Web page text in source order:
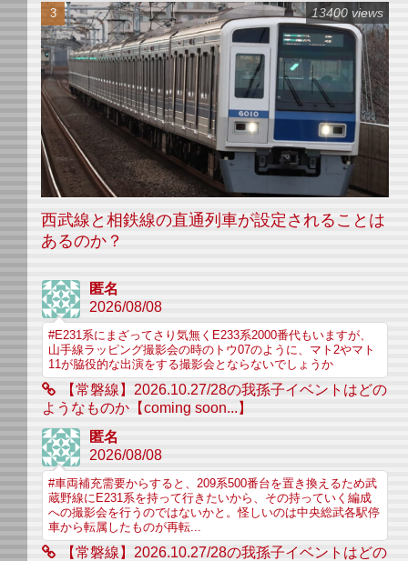
西武線と相鉄線の直通列車が設定されることは
あるのか？
13400 views
匿名
2026/08/08
#E231系にまざってさり気無くE233系2000番代もいますが、
山手線ラッピング撮影会の時のトウ07のように、マト2やマト
11が脇役的な出演をする撮影会とならないでしょうか
【常磐線】2026.10.27/28の我孫子イベントはどの
ようなものか【coming soon...】
匿名
2026/08/08
#車両補充需要からすると、209系500番台を置き換えるため武
蔵野線にE231系を持って行きたいから、その持っていく編成
への撮影会を行うのではないかと。怪しいのは中央総武各駅停
車から転属したものが再転...
【常磐線】2026.10.27/28の我孫子イベントはどの